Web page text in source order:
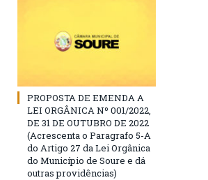
PROPOSTA DE EMENDA A
LEI ORGÂNICA Nº 001/2022,
DE 31 DE OUTUBRO DE 2022
(Acrescenta o Paragrafo 5-A
do Artigo 27 da Lei Orgânica
do Município de Soure e dá
outras providências)